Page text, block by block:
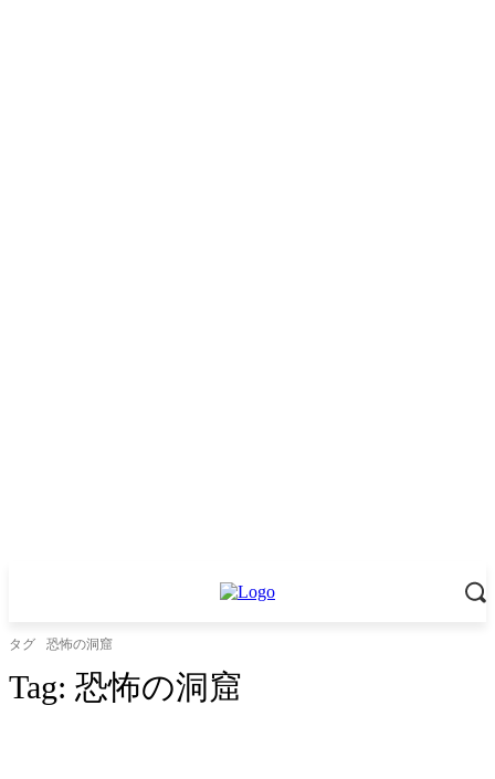
タグ 恐怖の洞窟
Tag: 恐怖の洞窟